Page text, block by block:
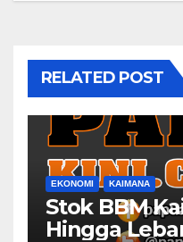
RELATED POST
EKONOMI KAIMANA
Stok BBM
Hingga